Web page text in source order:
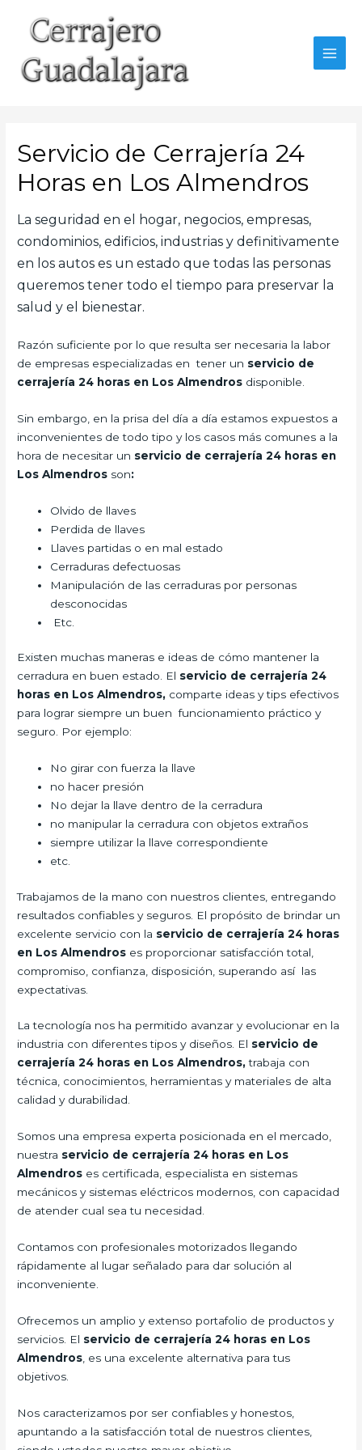
contenido
Servicio de Cerrajería 24
Horas en Los Almendros
La seguridad en el hogar, negocios, empresas,
condominios, edificios, industrias y definitivamente
en los autos es un estado que todas las personas
queremos tener todo el tiempo para preservar la
salud y el bienestar.
Razón suficiente por lo que resulta ser necesaria la labor
de empresas especializadas en tener un servicio de
cerrajería 24 horas en Los Almendros disponible.
Sin embargo, en la prisa del día a día estamos expuestos a
inconvenientes de todo tipo y los casos más comunes a la
hora de necesitar un servicio de cerrajería 24 horas en
Los Almendros son:
Olvido de llaves
Perdida de llaves
Llaves partidas o en mal estado
Cerraduras defectuosas
Manipulación de las cerraduras por personas
desconocidas
Etc.
Existen muchas maneras e ideas de cómo mantener la
cerradura en buen estado. El servicio de cerrajería 24
horas en Los Almendros, comparte ideas y tips efectivos
para lograr siempre un buen funcionamiento práctico y
seguro. Por ejemplo:
No girar con fuerza la llave
no hacer presión
No dejar la llave dentro de la cerradura
no manipular la cerradura con objetos extraños
siempre utilizar la llave correspondiente
etc.
Trabajamos de la mano con nuestros clientes, entregando
resultados confiables y seguros. El propósito de brindar un
excelente servicio con la servicio de cerrajería 24 horas
en Los Almendros es proporcionar satisfacción total,
compromiso, confianza, disposición, superando así las
expectativas.
La tecnología nos ha permitido avanzar y evolucionar en la
industria con diferentes tipos y diseños. El servicio de
cerrajería 24 horas en Los Almendros,trabaja con
técnica, conocimientos, herramientas y materiales de alta
calidad y durabilidad.
Somos una empresa experta posicionada en el mercado,
nuestra servicio de cerrajería 24 horas en Los
Almendros es certificada, especialista en sistemas
mecánicos y sistemas eléctricos modernos, con capacidad
de atender cual sea tu necesidad.
Contamos con profesionales motorizados llegando
rápidamente al lugar señalado para dar solución al
inconveniente.
Ofrecemos un amplio y extenso portafolio de productos y
servicios. El servicio de cerrajería 24 horas en Los
Almendros , es una excelente alternativa para tus
objetivos.
Nos caracterizamos por ser confiables y honestos,
apuntando a la satisfacción total de nuestros clientes,